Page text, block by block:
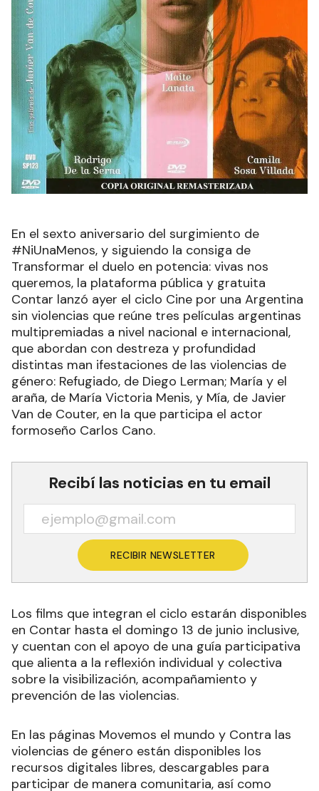
En el sexto aniversario del surgimiento de
#NiUnaMenos, y siguiendo la consiga de
Transformar el duelo en potencia: vivas nos
queremos, la plataforma pública y gratuita
Contar lanzó ayer el ciclo Cine por una Argentina
sin violencias que reúne tres películas argentinas
multipremiadas a nivel nacional e internacional,
que abordan con destreza y profundidad
distintas man ifestaciones de las violencias de
género: Refugiado, de Diego Lerman; María y el
araña, de María Victoria Menis, y Mía, de Javier
Van de Couter, en la que participa el actor
formoseño Carlos Cano.
Recibí las noticias en tu email
RECIBIR NEWSLETTER
Los films que integran el ciclo estarán disponibles
en Contar hasta el domingo 13 de junio inclusive,
y cuentan con el apoyo de una guía participativa
que alienta a la reflexión individual y colectiva
sobre la visibilización, acompañamiento y
prevención de las violencias.
En las páginas Movemos el mundo y Contra las
violencias de género están disponibles los
recursos digitales libres, descargables para
participar de manera comunitaria, así como